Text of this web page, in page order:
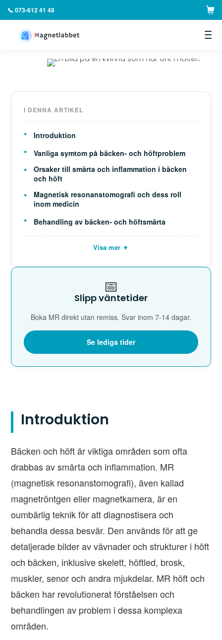
📞 073-612 41 48
Introduktion
Bäcken och höft är viktiga områden som ofta
drabbas av smärta och inflammation. MR
(magnetisk resonanstomografi), även kallad
magnetröntgen eller magnetkamera, är en
oumbärlig teknik för att diagnostisera och
behandla dessa besvär. Den används för att ge
detaljerade bilder av vävnader och strukturer i höft
och bäcken, inklusive skelett, höftled, brosk,
muskler, senor och andra mjukdelar. MR höft och
bäcken har revolutionerat förståelsen och
behandlingen av problem i dessa komplexa
områden.
I DENNA ARTIKEL
Introduktion
Vanliga symtom på bäcken- och höftproblem
Orsaker till smärta och inflammation i bäcken
och höft
Magnetisk resonanstomografi och dess roll
inom medicin
Behandling av bäcken- och höftsmärta
Visa mer ▼
📅
Slipp väntetider
Boka MR direkt utan remiss. Svar inom 7-14 dagar.
Se lediga tider